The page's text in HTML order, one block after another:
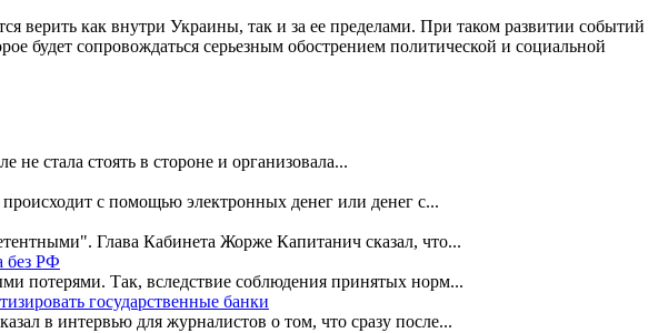
верить как внутри Украины, так и за ее пределами. При таком развитии событий
будет сопровождаться серьезным обострением политической и социальной
стала стоять в стороне и организовала...
с помощью электронных денег или денег с...
Глава Кабинета Жорже Капитанич сказал, что...
без РФ
потерями. Так, вследствие соблюдения принятых норм...
государственные банки
в интервью для журналистов о том, что сразу после...